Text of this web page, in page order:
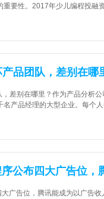
重要性。2017年少儿编程投融
品团队，差别在哪
差别在哪里？作为产品分析
名产品经理的大型企业。每个
公布四大广告位
广告位，腾讯能成为以广告